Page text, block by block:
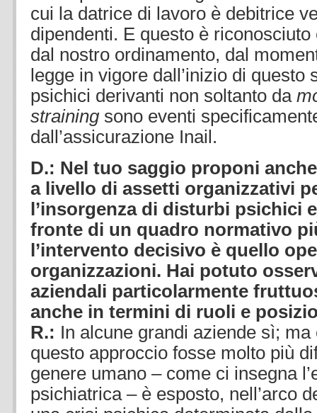
cui la datrice di lavoro è debitrice
dipendenti. E questo è
dal nostro ordinamento, dal
legge in vigore dall’inizio di questo
psichici derivanti non soltanto da
strainingsono eventi
dall’assicurazione Inail.
D.: Nel tuo saggio proponi
a livello di assetti organizzativi
l’insorgenza di disturbi psichici
fronte di un quadro normativo
l’intervento decisivo è quello
organizzazioni. Hai potuto
aziendali particolarmente
anche in termini di ruoli e
R.: In alcune grandi aziende sì;
questo approccio fosse molto più
genere umano – come ci insegna
psichiatrica – è esposto, nell’arco